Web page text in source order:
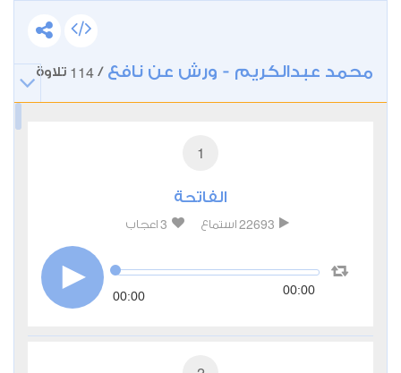
محمد عبدالكريم - ورش عن نافع /
114 تلاوة
1
الفاتحة
22693 استماع 3 اعجاب
00:00 00:00